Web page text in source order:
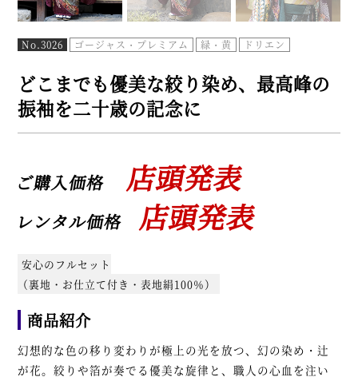
No.3026 ゴージャス・プレミアム 緑・黄 ドリエン
どこまでも優美な絞り染め、最高峰の
振袖を二十歳の記念に
ご購入価格店頭発表
レンタル価格店頭発表
安心のフルセット
（裏地・お仕立て付き・表地絹100％）
商品紹介
幻想的な色の移り変わりが極上の光を放つ、幻の染め・辻
が花。絞りや箔が奏でる優美な旋律と、職人の心血を注い